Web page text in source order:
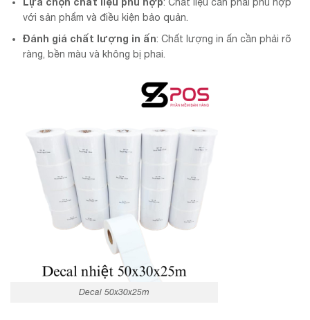
với sản phẩm và điều kiện bảo quản.
Đánh giá chất lượng in ấn: Chất lượng in ấn cần phải rõ
ràng, bền màu và không bị phai.
Decal 50x30x25m